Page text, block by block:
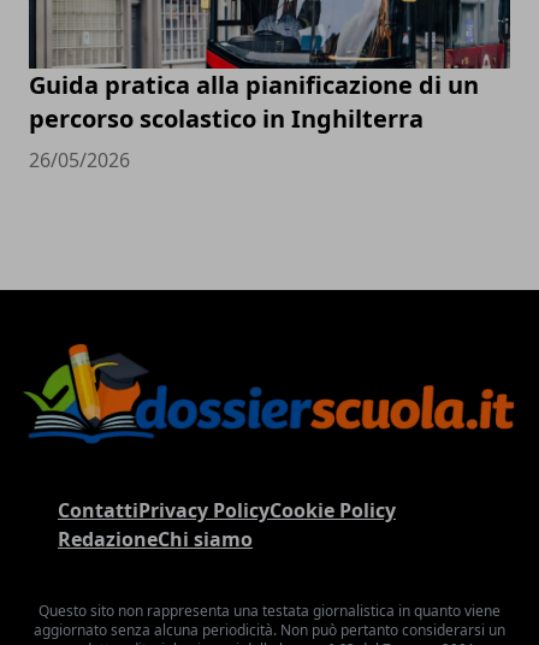
Guida pratica alla pianificazione di un
percorso scolastico in Inghilterra
26/05/2026
ContattiPrivacy PolicyCookie Policy
RedazioneChi siamo
Questo sito non rappresenta una testata giornalistica in quanto viene
aggiornato senza alcuna periodicità. Non può pertanto considerarsi un